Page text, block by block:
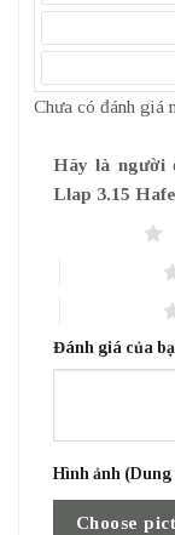
điểm
Chưa có đánh giá
Hãy là người
Llap 3.15
Đánh giá của
Hình ảnh (Dung
Choose